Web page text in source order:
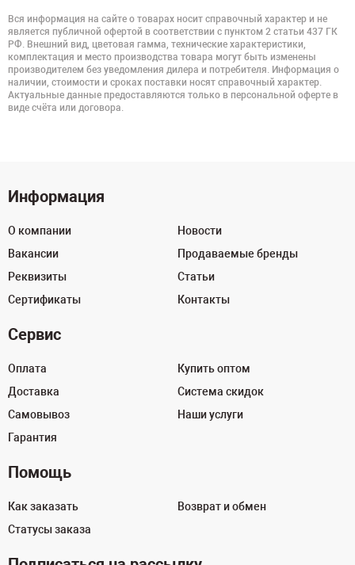
Вся информация на сайте о товарах носит справочный характер и не
является публичной офертой в соответствии с пунктом 2 статьи 437 ГК
РФ. Внешний вид, цветовая гамма, технические характеристики,
комплектация и место производства товара могут быть изменены
производителем без уведомления дилера и потребителя. Информация о
наличии, стоимости и сроках поставки носят справочный характер.
Актуальные данные предоставляются только в персональной оферте в
виде счёта или договора.
Информация
О компании
Вакансии
Реквизиты
Сертификаты
Новости
Продаваемые бренды
Статьи
Контакты
Сервис
Оплата
Доставка
Самовывоз
Гарантия
Купить оптом
Система скидок
Наши услуги
Помощь
Как заказать
Статусы заказа
Возврат и обмен